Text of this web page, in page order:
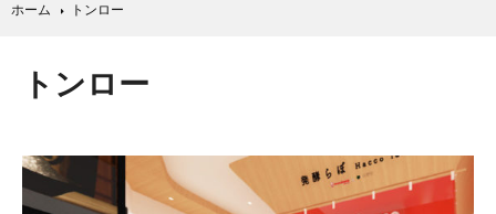
ホーム トンロー
トンロー